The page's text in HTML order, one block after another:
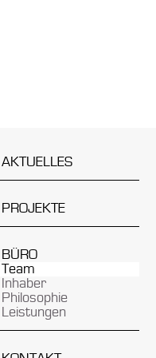
AKTUELLES
PROJEKTE
Öffentliche Gebäude
Sonstiges
Brandschutz
Energie
BÜRO
Team
Inhaber
Philosophie
Leistungen